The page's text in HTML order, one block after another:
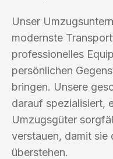
Unser
modernste
professionelles
persönlichen
bringen. Unsere
darauf spezialisiert,
Umzugsgüter
verstauen, damit sie
überstehen.